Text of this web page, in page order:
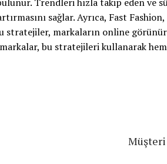
sağlar. Ayrıca, Fast
stratejiler, markaların online
bu stratejileri kullanarak